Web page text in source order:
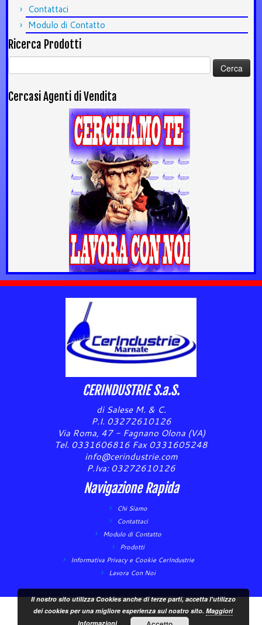
Contattaci
Modulo di Contatto
Ricerca Prodotti
Ricerca
per:
Cercasi Agenti di Vendita
CERINDUSTRIE S.a.S.
diSalese M. & C.
P.I. 03272610126
Via Roma, 47 - Fagnano Olona (VA)
Tel. 0331606816 Fax 0331605248
info@cerindustrie.com
P.Iva: 03272610126
Navigazione Rapida
Chi Siamo
Contattaci
Modulo di Contatto
Prodotti
Informativa Privacy e Cookie CerIndustrie
Lavora Con Noi
Il nostro sito utilizza Cookies anche di terze parti, accetta l'utilizzo
dei cookies per una migliore esperienza sul nostro sito.Maggiori
Informazioni